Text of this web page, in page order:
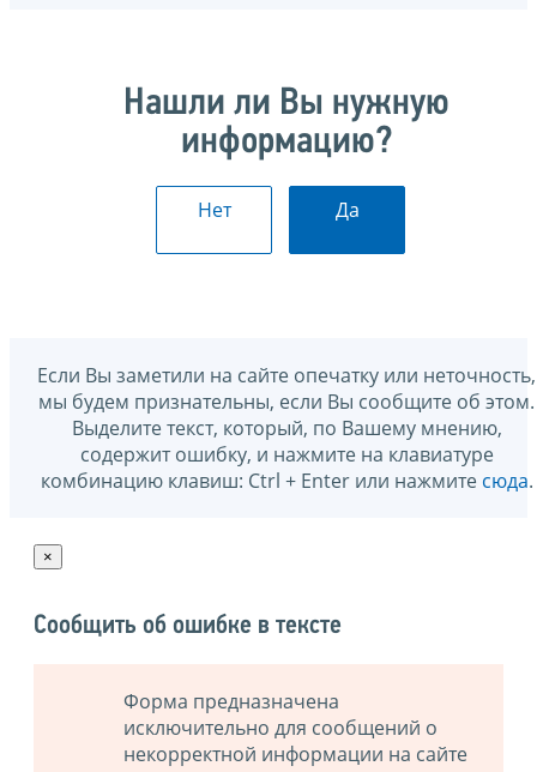
Нашли ли Вы нужную
информацию?
Нет Да
Если Вы заметили на сайте опечатку или неточность,
мы будем признательны, если Вы сообщите об этом.
Выделите текст, который, по Вашему мнению,
содержит ошибку, и нажмите на клавиатуре
комбинацию клавиш: Ctrl + Enter или нажмите сюда.
×
Сообщить об ошибке в тексте
Форма предназначена
исключительно для сообщений о
некорректной информации на сайте